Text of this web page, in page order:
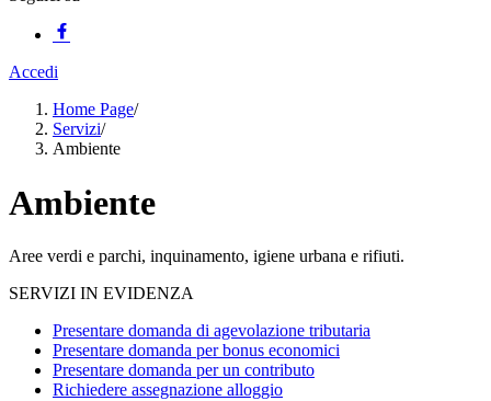
Accedi
Home Page/
Servizi/
Ambiente
Ambiente
Aree verdi e parchi, inquinamento, igiene urbana e rifiuti.
SERVIZI IN EVIDENZA
Presentare domanda di agevolazione tributaria
Presentare domanda per bonus economici
Presentare domanda per un contributo
Richiedere assegnazione alloggio